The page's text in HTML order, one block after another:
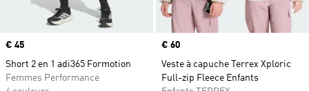
Prix
€ 45
Short 2 en 1 adi365 Formotion
Femmes Performance
Prix
€ 60
Veste à capuche Terrex Xploric
Full-zip Fleece Enfants